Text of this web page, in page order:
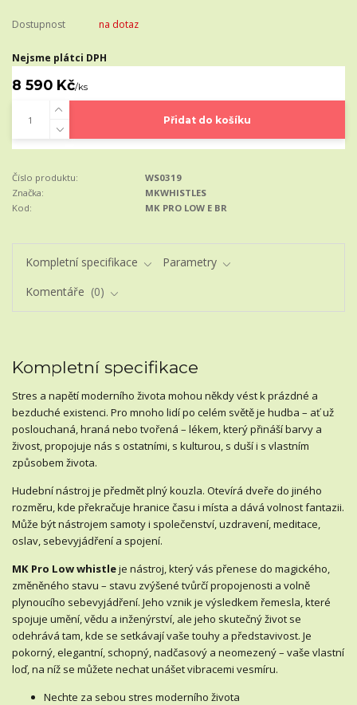
Dostupnost na dotaz
Nejsme plátci DPH
8 590 Kč/ks
Přidat do košíku
Číslo produktu:
WS0319
Značka:
MKWHISTLES
Kod:
MK PRO LOW E BR
Kompletní specifikace
Parametry
Komentáře
0
Kompletní specifikace
Stres a napětí moderního života mohou někdy vést k prázdné a
bezduché existenci. Pro mnoho lidí po celém světě je hudba – ať už
poslouchaná, hraná nebo tvořená – lékem, který přináší barvy a
živost, propojuje nás s ostatními, s kulturou, s duší i s vlastním
způsobem života.
Hudební nástroj je předmět plný kouzla. Otevírá dveře do jiného
rozměru, kde překračuje hranice času i místa a dává volnost fantazii.
Může být nástrojem samoty i společenství, uzdravení, meditace,
oslav, sebevyjádření a spojení.
MK Pro Low whistleje nástroj, který vás přenese do magického,
změněného stavu – stavu zvýšené tvůrčí propojenosti a volně
plynoucího sebevyjádření. Jeho vznik je výsledkem řemesla, které
spojuje umění, vědu a inženýrství, ale jeho skutečný život se
odehrává tam, kde se setkávají vaše touhy a představivost. Je
pokorný, elegantní, schopný, nadčasový a neomezený – vaše vlastní
loď, na níž se můžete nechat unášet vibracemi vesmíru.
Nechte za sebou stres moderního života